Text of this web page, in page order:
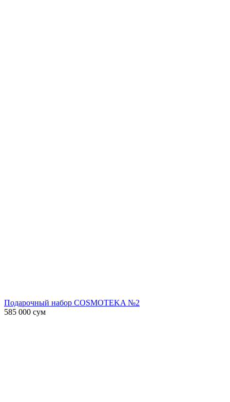
Подарочный набор COSMOTEKA №2
585 000 сум